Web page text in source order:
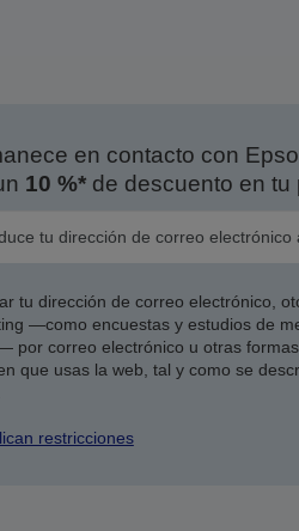
en contacto con
10 %*de descuento en tu
tu dirección de correo electrónico,
—como encuestas y estudios de
por correo electrónico u otras
que usas la web, tal y como se
restricciones